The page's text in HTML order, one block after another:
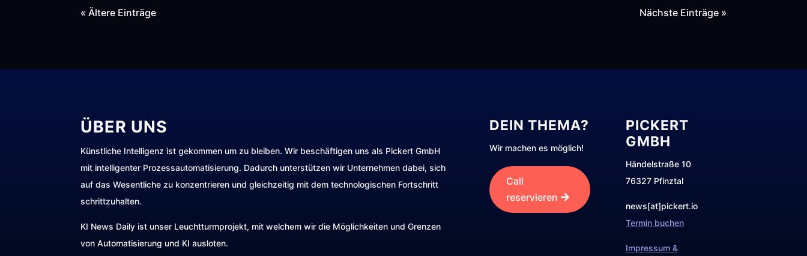
« Ältere Einträge Nächste Einträge »
ÜBER UNS
Künstliche Intelligenz ist gekommen um zu bleiben. Wir beschäftigen uns als Pickert GmbH
mit intelligenter Prozessautomatisierung. Dadurch unterstützen wir Unternehmen dabei, sich
auf das Wesentliche zu konzentrieren und gleichzeitig mit dem technologischen Fortschritt
schrittzuhalten.
KI News Daily ist unser Leuchtturmprojekt, mit welchem wir die Möglichkeiten und Grenzen
von Automatisierung und KI ausloten.
DEIN THEMA?
Wir machen es möglich!
Call
reservieren
PICKERT
GMBH
Händelstraße 10
76327 Pfinztal
news[at]pickert.io
Termin buchen
Impressum &